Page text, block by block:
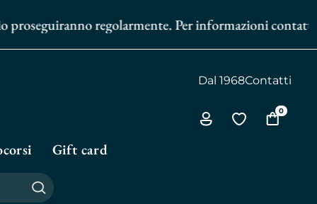
regolarmente. Per informazioni contattaci
Dal 1968Contatti
Via
Vai
Vai
0
Gift card
Cerca